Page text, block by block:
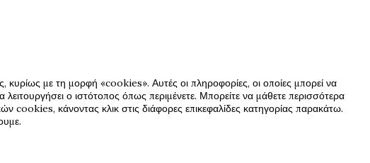
κυρίως με τη μορφή «cookies». Αυτές οι πληροφορίες, οι οποίες μπορεί να
ο ιστότοπος όπως περιμένετε. Μπορείτε να μάθετε περισσότερα
cookies, κάνοντας κλικ στις διάφορες επικεφαλίδες κατηγορίας παρακάτω.